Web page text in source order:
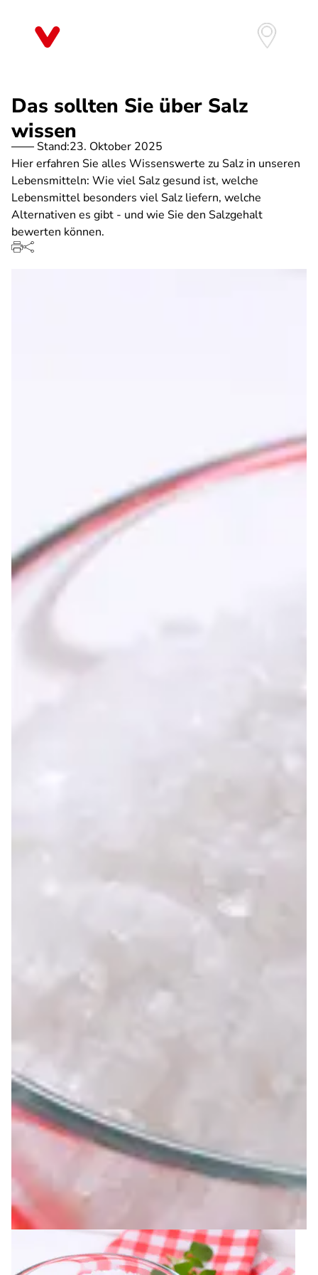
Das sollten Sie über Salz
wissen
Stand:23. Oktober 2025
Hier erfahren Sie alles Wissenswerte zu Salz in unseren
Lebensmitteln: Wie viel Salz gesund ist, welche
Lebensmittel besonders viel Salz liefern, welche
Alternativen es gibt - und wie Sie den Salzgehalt
bewerten können.